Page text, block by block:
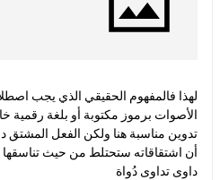
لهذا فالمفهوم الحقيقي الذي يجب
الأصوات برموز مكتوبة أو بلغة رقمية
تدوين مناسبة هنا ولكن الفعل المشتق
أن اشتقاقاته ستحتلط من حيث تناسقها
داوى تداوى دُواة